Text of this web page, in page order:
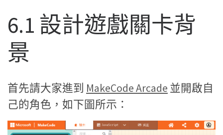
6.1 設計遊戲關卡背
景
首先請大家進到 MakeCode Arcade 並開啟自
己的角色，如下圖所示：